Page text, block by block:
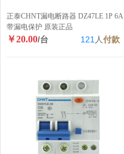
正泰CHNT漏电断路器 DZ47LE 1P 6A
带漏电保护 原装正品
￥20.00/台 121 人付款